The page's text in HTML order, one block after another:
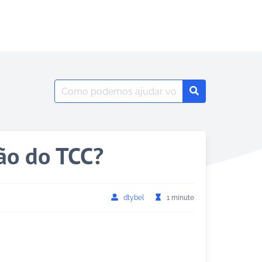
Search
for:
Search
do TCC?
dtybel 1 minute